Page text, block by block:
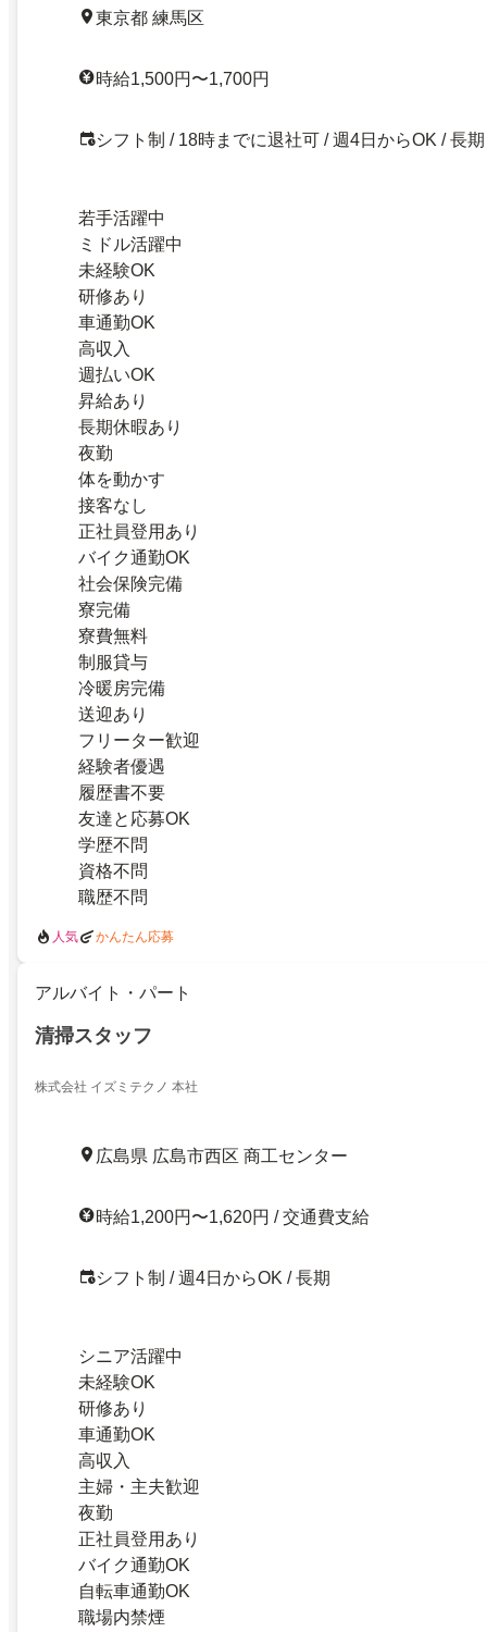
東京都 練馬区
時給1,500円〜1,700円
シフト制 / 18時までに退社可 / 週4日からOK / 長期
若手活躍中
ミドル活躍中
未経験OK
研修あり
車通勤OK
高収入
週払いOK
昇給あり
長期休暇あり
夜勤
体を動かす
接客なし
正社員登用あり
バイク通勤OK
社会保険完備
寮完備
寮費無料
制服貸与
冷暖房完備
送迎あり
フリーター歓迎
経験者優遇
履歴書不要
友達と応募OK
学歴不問
資格不問
職歴不問
人気 かんたん応募
アルバイト・パート
清掃スタッフ
株式会社 イズミテクノ 本社
広島県 広島市西区 商工センター
時給1,200円〜1,620円 / 交通費支給
シフト制 / 週4日からOK / 長期
シニア活躍中
未経験OK
研修あり
車通勤OK
高収入
主婦・主夫歓迎
夜勤
正社員登用あり
バイク通勤OK
自転車通勤OK
職場内禁煙